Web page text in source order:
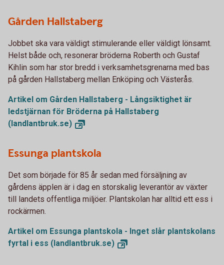
Gården Hallstaberg
Jobbet ska vara väldigt stimulerande eller väldigt lönsamt.
Helst både och, resonerar bröderna Roberth och Gustaf
Kihlin som har stor bredd i verksamhetsgrenarna med bas
på gården Hallstaberg mellan Enköping och Västerås.
Artikel om Gården Hallstaberg - Långsiktighet är
ledstjärnan för Bröderna på Hallstaberg
(landlantbruk.se)
Essunga plantskola
Det som började för 85 år sedan med försäljning av
gårdens äpplen är i dag en storskalig leverantör av växter
till landets offentliga miljöer. Plantskolan har alltid ett ess i
rockärmen.
Artikel om Essunga plantskola - Inget slår plantskolans
fyrtal i ess (landlantbruk.se)